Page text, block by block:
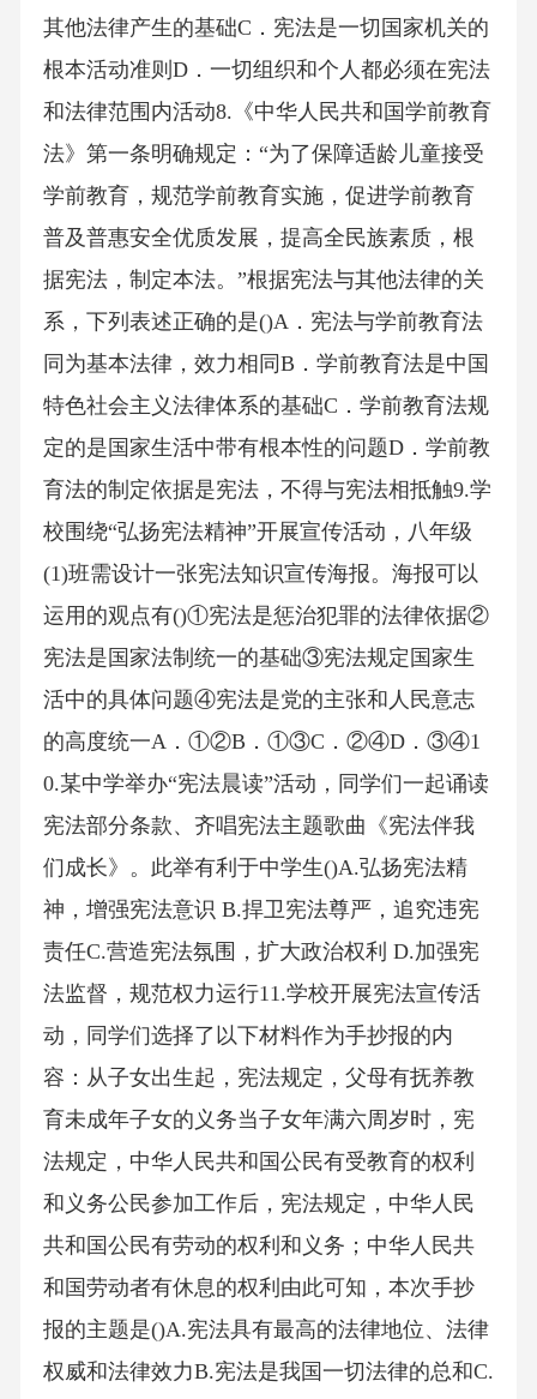
其他法律产生的基础C．宪法是一切国家机关的
根本活动准则D．一切组织和个人都必须在宪法
和法律范围内活动8.《中华人民共和国学前教育
法》第一条明确规定：“为了保障适龄儿童接受
学前教育，规范学前教育实施，促进学前教育
普及普惠安全优质发展，提高全民族素质，根
据宪法，制定本法。”根据宪法与其他法律的关
系，下列表述正确的是()A．宪法与学前教育法
同为基本法律，效力相同B．学前教育法是中国
特色社会主义法律体系的基础C．学前教育法规
定的是国家生活中带有根本性的问题D．学前教
育法的制定依据是宪法，不得与宪法相抵触9.学
校围绕“弘扬宪法精神”开展宣传活动，八年级
(1)班需设计一张宪法知识宣传海报。海报可以
运用的观点有()①宪法是惩治犯罪的法律依据②
宪法是国家法制统一的基础③宪法规定国家生
活中的具体问题④宪法是党的主张和人民意志
的高度统一A．①②B．①③C．②④D．③④1
0.某中学举办“宪法晨读”活动，同学们一起诵读
宪法部分条款、齐唱宪法主题歌曲《宪法伴我
们成长》。此举有利于中学生()A.弘扬宪法精
神，增强宪法意识 B.捍卫宪法尊严，追究违宪
责任C.营造宪法氛围，扩大政治权利 D.加强宪
法监督，规范权力运行11.学校开展宪法宣传活
动，同学们选择了以下材料作为手抄报的内
容：从子女出生起，宪法规定，父母有抚养教
育未成年子女的义务当子女年满六周岁时，宪
法规定，中华人民共和国公民有受教育的权利
和义务公民参加工作后，宪法规定，中华人民
共和国公民有劳动的权利和义务；中华人民共
和国劳动者有休息的权利由此可知，本次手抄
报的主题是()A.宪法具有最高的法律地位、法律
权威和法律效力B.宪法是我国一切法律的总和C.